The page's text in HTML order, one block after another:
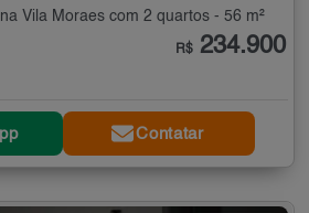
Vila Moraes com 2 quartos - 56 m²
R$ 234.900
Contatar